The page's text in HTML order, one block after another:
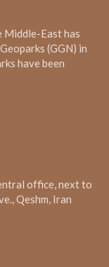
Middle-East has
(GGN) in
have been
office, next to
Qeshm, Iran